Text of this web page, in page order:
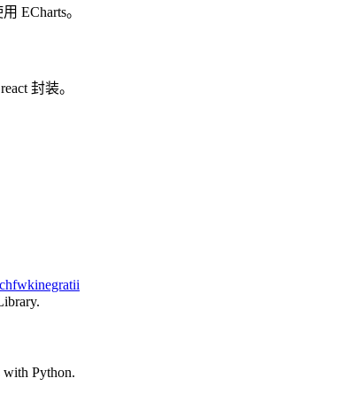
ECharts。
封装。
chfwkinegratii
with Python.